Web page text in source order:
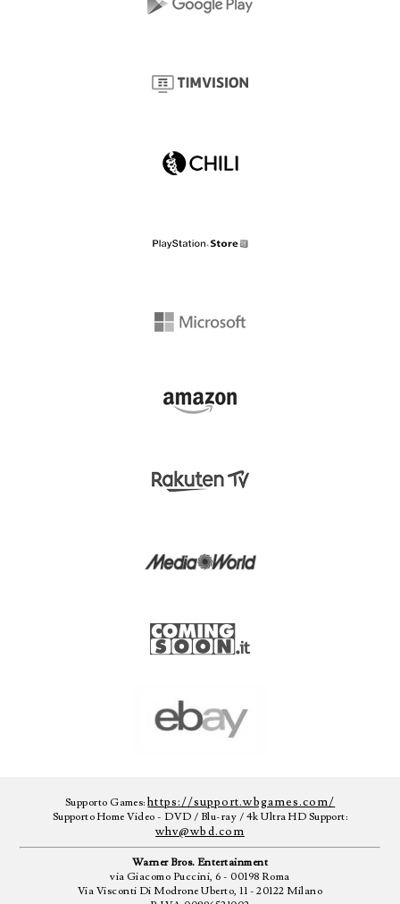
Supporto Games:https://support.wbgames.com/
Supporto Home Video - DVD / Blu-ray / 4k Ultra HD Support:
whv@wbd.com
Warner Bros. Entertainment
via Giacomo Puccini, 6 - 00198 Roma
Via Visconti Di Modrone Uberto, 11 - 20122 Milano